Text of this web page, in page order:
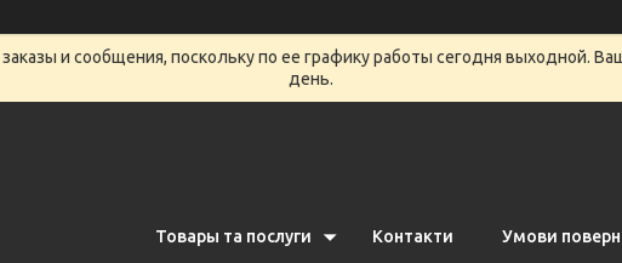
и сообщения, поскольку по ее графику работы сегодня выходной.
день.
Товары та послуги Контакти Умови